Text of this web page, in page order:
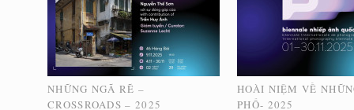
NHỮNG NGÃ RẼ –
CROSSROADS – 2025
HOÀI NIỆM VỀ
PHỐ- 2025